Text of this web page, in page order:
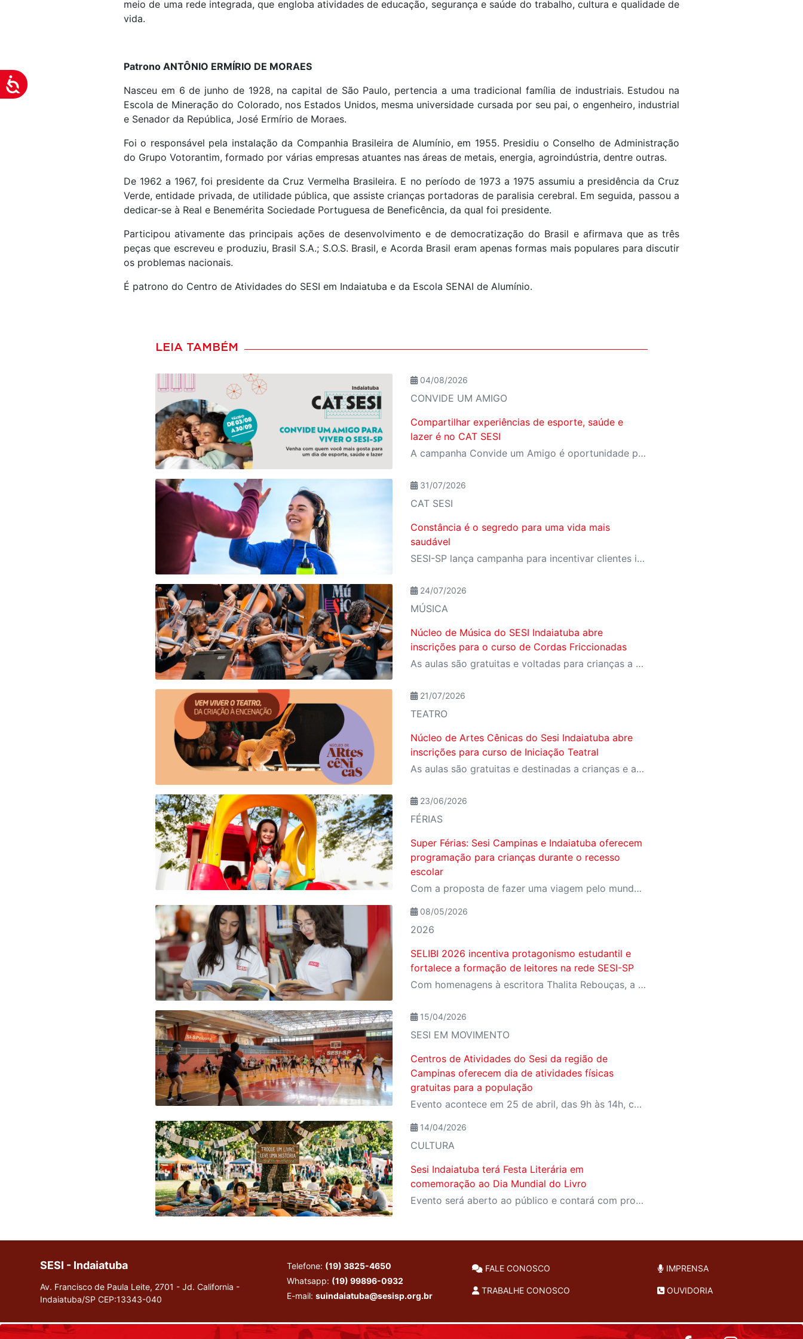
leitor
de
tela;
Acessibilidade
meio de uma rede integrada, que engloba atividades de educação, segurança e saúde do trabalho, cultura e qualidade de
vida.
Patrono ANTÔNIO ERMÍRIO DE MORAES
Nasceu em 6 de junho de 1928, na capital de São Paulo, pertencia a uma tradicional família de industriais. Estudou na
Escola de Mineração do Colorado, nos Estados Unidos, mesma universidade cursada por seu pai, o engenheiro, industrial
e Senador da República, José Ermírio de Moraes.
Foi o responsável pela instalação da Companhia Brasileira de Alumínio, em 1955. Presidiu o Conselho de Administração
do Grupo Votorantim, formado por várias empresas atuantes nas áreas de metais, energia, agroindústria, dentre outras.
De 1962 a 1967, foi presidente da Cruz Vermelha Brasileira. E no período de 1973 a 1975 assumiu a presidência da Cruz
Verde, entidade privada, de utilidade pública, que assiste crianças portadoras de paralisia cerebral. Em seguida, passou a
dedicar-se à Real e Benemérita Sociedade Portuguesa de Beneficência, da qual foi presidente.
Participou ativamente das principais ações de desenvolvimento e de democratização do Brasil e afirmava que as três
peças que escreveu e produziu, Brasil S.A.; S.O.S. Brasil, e Acorda Brasil eram apenas formas mais populares para discutir
os problemas nacionais.
É patrono do Centro de Atividades do SESI em Indaiatuba e da Escola SENAI de Alumínio.
LEIA TAMBÉM
04/08/2026
CONVIDE UM AMIGO
Compartilhar experiências de esporte, saúde e
lazer é no CAT SESI
A campanha Convide um Amigo é oportunidade para reunir amigos para aproveitar juntos toda estrutura da unidade SESI-SP mais próxima. Os benefícios para clientes e convidados estão no regulamento.
31/07/2026
CAT SESI
Constância é o segredo para uma vida mais
saudável
SESI-SP lança campanha para incentivar clientes inativos a retomarem a prática de atividades físicas, esporte e lazer com benefícios exclusivos
24/07/2026
MÚSICA
Núcleo de Música do SESI Indaiatuba abre
inscrições para o curso de Cordas Friccionadas
As aulas são gratuitas e voltadas para crianças a partir de 7 anos até adultos
21/07/2026
TEATRO
Núcleo de Artes Cênicas do Sesi Indaiatuba abre
inscrições para curso de Iniciação Teatral
As aulas são gratuitas e destinadas a crianças e adolescentes de 8 a 17 anos
23/06/2026
FÉRIAS
Super Férias: Sesi Campinas e Indaiatuba oferecem
programação para crianças durante o recesso
escolar
Com a proposta de fazer uma viagem pelo mundo das brincadeiras, o programa acontece nas férias escolares de julho, com uma programação exclusiva para as crianças
08/05/2026
2026
SELIBI 2026 incentiva protagonismo estudantil e
fortalece a formação de leitores na rede SESI-SP
Com homenagens à escritora Thalita Rebouças, a Semana do Livro e da Biblioteca promove criatividade, produção autoral e diferentes formas de expressão entre estudantes da Educação Infantil à EJA
15/04/2026
SESI EM MOVIMENTO
Centros de Atividades do Sesi da região de
Campinas oferecem dia de atividades físicas
gratuitas para a população
Evento acontece em 25 de abril, das 9h às 14h, com programação para todas as idades
14/04/2026
CULTURA
Sesi Indaiatuba terá Festa Literária em
comemoração ao Dia Mundial do Livro
Evento será aberto ao público e contará com programação gratuita e totalmente dedicada à literatura
SESI - Indaiatuba
Av. Francisco de Paula Leite, 2701 - Jd. California -
Indaiatuba/SP CEP:13343-040
Telefone: (19) 3825-4650
Whatsapp: (19) 99896-0932
E-mail:suindaiatuba@sesisp.org.br
FALE CONOSCO
TRABALHE CONOSCO
IMPRENSA
OUVIDORIA